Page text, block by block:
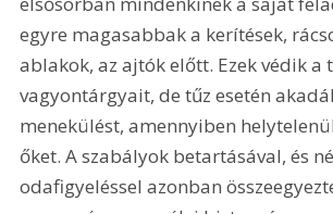
egyre magasabbak a kerítések,
ablakok, az ajtók előtt. Ezek védik a
vagyontárgyait, de tűz esetén
menekülést, amennyiben
őket. A szabályok betartásával, és
odafigyeléssel azonban